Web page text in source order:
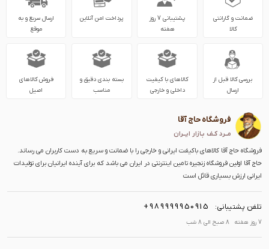
ضمانت و گارانتی
کالا
پشتیبانی 7 روز
هفته
پرداخت امن آنلاین
ارسال سریع و به
موقع
بررسی کالا قبل از
ارسال
کالاهای با کیفیت
داخلی و خارجی
بسته بندی دقیق و
مناسب
فروش کالاهای
اصیل
فروشگاه حاج آقا
مــرد کـف بـازار ایــران
فروشگاه حاج آقا کالاهای باکیفت ایرانی و خارجی را با ضمانت و سریع به دست کاربران می رساند.
حاج آقا اولین فروشگاه زنجیره تامین اینترنتی در ایران می باشد که برای آینده ایرانیان برای تولیدات
ایرانی ارزش بسیاری قائل است
تلفن پشتیبانی: +989999950915
7 روز هفته 8 صبح الی 8 شب